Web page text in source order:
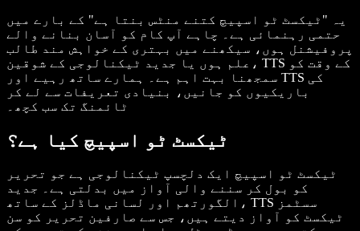
یہ "ٹیکسٹ ٹو اسپیچ کتنے منٹس بنتا ہے" کے بارے میں
حتمی رہنمائی ہے۔ چاہے آپ کام کو آسان بنانے والے
پروفیشنل ہوں، سیکھنے میں بہتری کے خواہش مند طالب
علم ہوں یا جدید ٹیکنالوجی کے شوقین، TTS کے وقت کو
سمجھنا بہت اہم ہے۔ ہمارے ساتھ رہیے اور TTS کی
باریکیوں کو جانیں، بنیادی تعریفات سے لے کر
ٹائمنگ تک سب کچھ۔
ٹیکسٹ ٹو اسپیچ کیا ہے؟
ٹیکسٹ ٹو اسپیچ ایک دلچسپ ٹیکنالوجی ہے جو تحریر
کو بول کر سننے والی آواز میں بدلتی ہے۔ جدید
الگورتھم اور لسانی ماڈلز کے ساتھ، TTS سسٹمز
ٹیکسٹ کو آواز دیتے ہیں، جس سے صارفین تحریر کو سن